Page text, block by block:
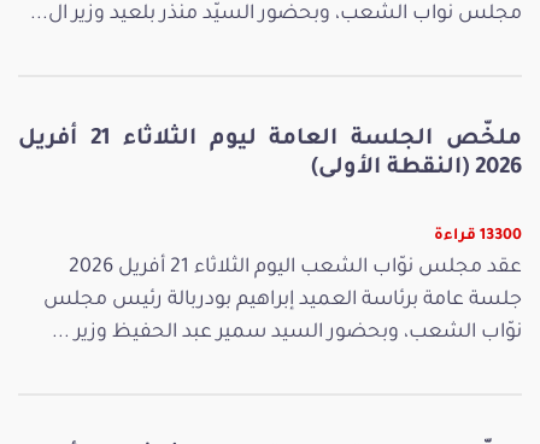
مجلس نواب الشعب، وبحضور السيّد منذر بلعيد وزير ال...
ملخّص الجلسة العامة ليوم الثلاثاء 21 أفريل
2026 (النقطة الأولى)
13300 قراءة
عقد مجلس نوّاب الشعب اليوم الثلاثاء 21 أفريل 2026
جلسة عامة برئاسة العميد إبراهيم بودربالة رئيس مجلس
نوّاب الشعب، وبحضور السيد سمير عبد الحفيظ وزير ...